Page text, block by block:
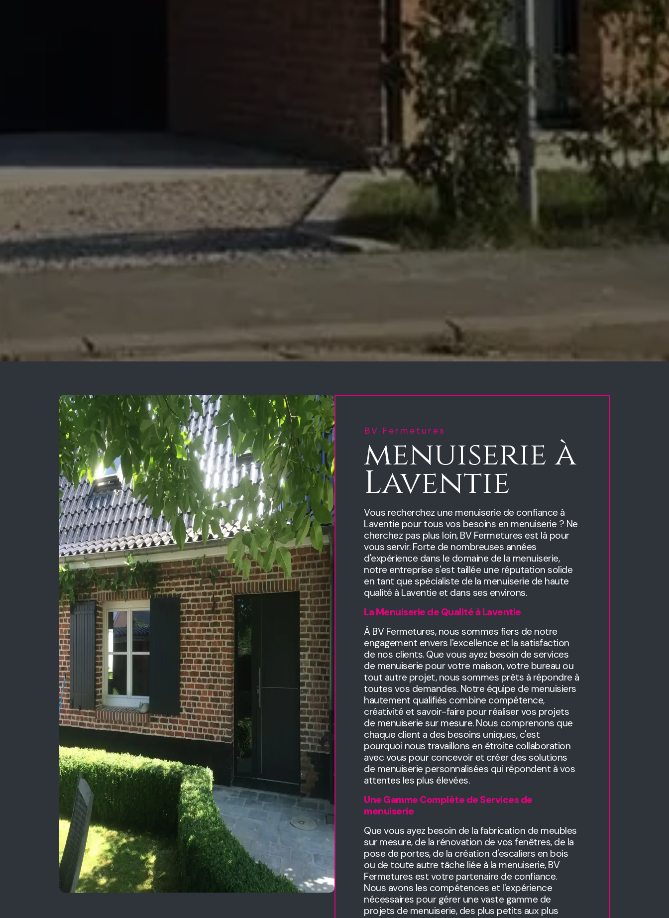
BV Fermetures
menuiserie à
Laventie
Vous recherchez une menuiserie de confiance à
Laventie pour tous vos besoins en menuiserie ? Ne
cherchez pas plus loin, BV Fermetures est là pour
vous servir. Forte de nombreuses années
d'expérience dans le domaine de la menuiserie,
notre entreprise s'est taillée une réputation solide
en tant que spécialiste de la menuiserie de haute
qualité à Laventie et dans ses environs.
La Menuiserie de Qualité à Laventie
À BV Fermetures, nous sommes fiers de notre
engagement envers l'excellence et la satisfaction
de nos clients. Que vous ayez besoin de services
de menuiserie pour votre maison, votre bureau ou
tout autre projet, nous sommes prêts à répondre à
toutes vos demandes. Notre équipe de menuisiers
hautement qualifiés combine compétence,
créativité et savoir-faire pour réaliser vos projets
de menuiserie sur mesure. Nous comprenons que
chaque client a des besoins uniques, c'est
pourquoi nous travaillons en étroite collaboration
avec vous pour concevoir et créer des solutions
de menuiserie personnalisées qui répondent à vos
attentes les plus élevées.
Une Gamme Complète de Services de
menuiserie
Que vous ayez besoin de la fabrication de meubles
sur mesure, de la rénovation de vos fenêtres, de la
pose de portes, de la création d'escaliers en bois
ou de toute autre tâche liée à la menuiserie, BV
Fermetures est votre partenaire de confiance.
Nous avons les compétences et l'expérience
nécessaires pour gérer une vaste gamme de
projets de menuiserie, des plus petits aux plus